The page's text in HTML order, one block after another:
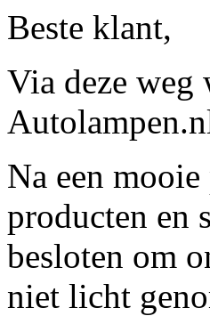
Beste klant,
Via deze
Na een
producten en
besloten om
niet licht